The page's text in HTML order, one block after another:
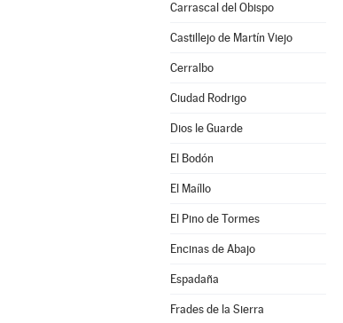
Carrascal del Obispo
Castillejo de Martín Viejo
Cerralbo
Ciudad Rodrigo
Dios le Guarde
El Bodón
El Maíllo
El Pino de Tormes
Encinas de Abajo
Espadaña
Frades de la Sierra